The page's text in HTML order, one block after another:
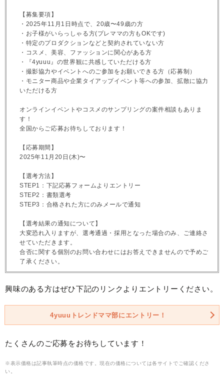
【募集要項】
・2025年11月1日時点で、20歳〜49歳の方
・お子様がいらっしゃる方(プレママの方もOKです)
・特定のプロダクションなどと契約されていない方
・コスメ、美容、ファッションに関心がある方
・『4yuuu』の世界観に共感していただける方
・撮影協力やイベントへのご参加をお願いできる方（応募制）
・モニター商品や企業タイアップイベント等への参加、拡散に協力
いただける方
オンラインイベントやコスメのサンプリングの案件相談もありま
す！
全国からご応募お待ちしております！
【応募期間】
2025年11月20日(木)〜
【選考方法】
STEP1：下記応募フォームよりエントリー
STEP2：書類選考
STEP3：合格された方にのみメールで通知
【選考結果の通知について】
大変恐れ入りますが、選考通過・採用となった場合のみ、ご連絡さ
せていただきます。
合否に関する個別のお問い合わせにはお答えできませんので予めご
了承ください。
興味のある方はぜひ下記のリンクよりエントリーください。
4yuuuトレンドママ部にエントリー！
たくさんのご応募をお待ちしています！
※表示価格は記事執筆時点の価格です。現在の価格については各サイトでご確認くださ
い。